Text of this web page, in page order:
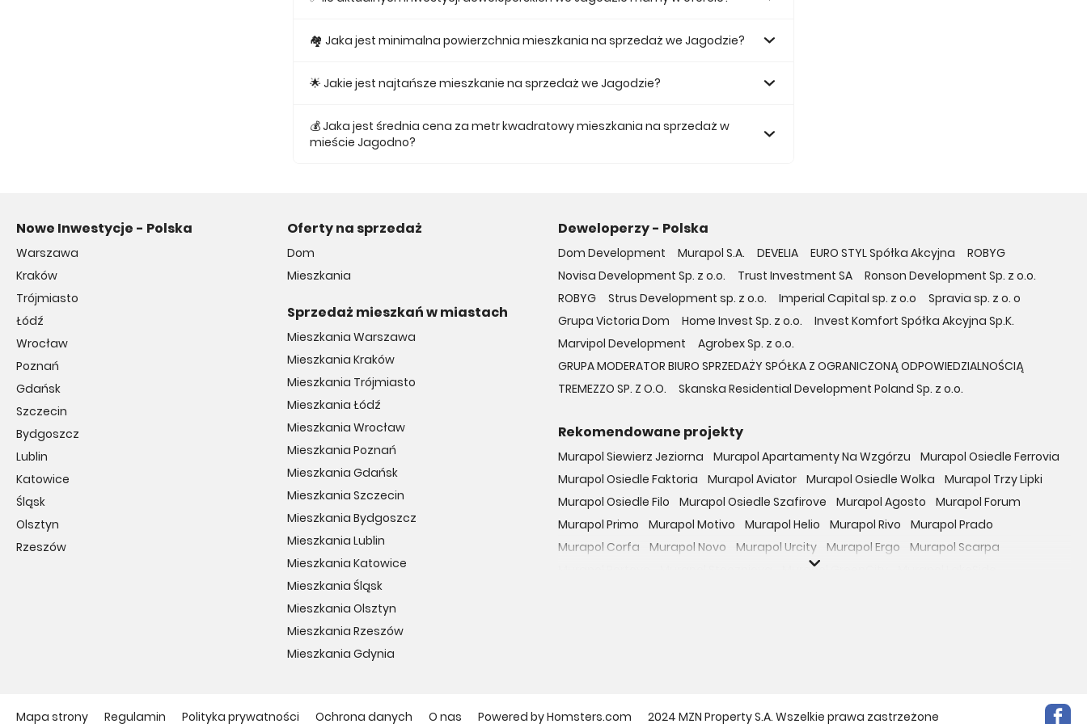
🏘 Jaka jest minimalna powierzchnia mieszkania na sprzedaż we Jagodzie?
🌟 Jakie jest najtańsze mieszkanie na sprzedaż we Jagodzie?
💰 Jaka jest średnia cena za metr kwadratowy mieszkania na sprzedaż w
mieście Jagodno?
Nowe Inwestycje - Polska
Warszawa
Kraków
Trójmiasto
Łódź
Wrocław
Poznań
Gdańsk
Szczecin
Bydgoszcz
Lublin
Katowice
Śląsk
Olsztyn
Rzeszów
Oferty na sprzedaż
Dom
Mieszkania
Sprzedaż mieszkań w miastach
Mieszkania Warszawa
Mieszkania Kraków
Mieszkania Trójmiasto
Mieszkania Łódź
Mieszkania Wrocław
Mieszkania Poznań
Mieszkania Gdańsk
Mieszkania Szczecin
Mieszkania Bydgoszcz
Mieszkania Lublin
Mieszkania Katowice
Mieszkania Śląsk
Mieszkania Olsztyn
Mieszkania Rzeszów
Mieszkania Gdynia
Deweloperzy - Polska
Dom Development Murapol S.A. DEVELIA EURO STYL Spółka Akcyjna
ROBYG
Novisa Development Sp. z o.o.
Trust Investment SA
Ronson Development Sp. z o.o.
ROBYG
Strus Development sp. z o.o. Imperial Capital sp. z o.o
Spravia sp. z o. o
Grupa Victoria Dom
Home Invest Sp. z o.o.
Invest Komfort Spółka Akcyjna Sp.K.
Marvipol Development
Agrobex Sp. z o.o.
GRUPA MODERATOR BIURO SPRZEDAŻY SPÓŁKA Z OGRANICZONĄ ODPOWIEDZIALNOŚCIĄ
TREMEZZO SP. Z O.O.
Skanska Residential Development Poland Sp. z o.o.
Rekomendowane projekty
Murapol Siewierz Jeziorna Murapol Apartamenty Na Wzgórzu
Murapol Osiedle Ferrovia
Murapol Osiedle Faktoria
Murapol Aviator Murapol Osiedle Wolka
Murapol Trzy Lipki
Murapol Osiedle Filo
Murapol Osiedle Szafirove Murapol Agosto
Murapol Forum
Murapol Primo
Murapol Motivo Murapol Helio Murapol Rivo
Murapol Prado
Murapol Corfa
Murapol Novo Murapol Urcity Murapol Ergo
Murapol Scarpa
Murapol GreenCity
Mapa strony Regulamin Polityka prywatności Ochrona danych O nas Powered by Homsters.com 2024 MZN Property S.A. Wszelkie prawa zastrzeżone